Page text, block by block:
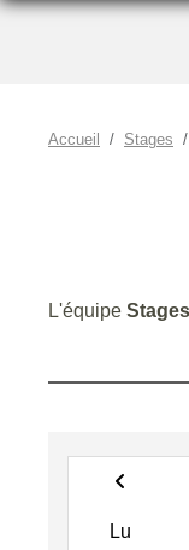
Accueil Stages
L'équipe
Lu